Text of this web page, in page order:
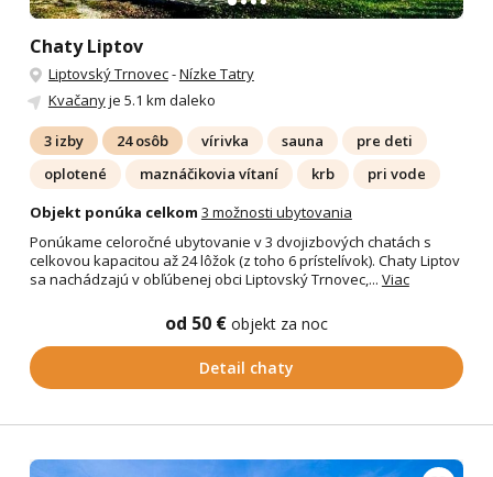
Chaty Liptov
Liptovský Trnovec-Nízke Tatry
Kvačanyje 5.1 km daleko
3 izby 24 osôb vírivka sauna
pre deti
oplotené
maznáčikovia vítaní krb
pri vode
Objekt ponúka celkom 3 možnosti ubytovania
Ponúkame celoročné ubytovanie v 3 dvojizbových chatách s
celkovou kapacitou až 24 lôžok (z toho 6 prístelívok). Chaty Liptov
sa nachádzajú v obľúbenej obci Liptovský Trnovec,... Viac
od 50 € objekt za noc
Detail chaty